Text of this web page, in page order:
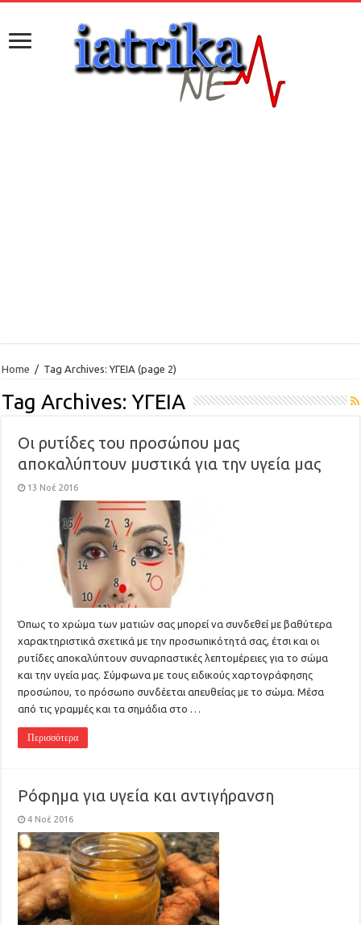
Home / Tag Archives: ΥΓΕΙΑ (page 2)
Tag Archives:ΥΓΕΙΑ
Oι ρυτίδες του προσώπου μας
αποκαλύπτουν μυστικά για την υγεία μας
13 Νοέ 2016
Όπως το χρώμα των ματιών σας μπορεί να συνδεθεί με βαθύτερα
χαρακτηριστικά σχετικά με την προσωπικότητά σας, έτσι και οι
ρυτίδες αποκαλύπτουν συναρπαστικές λεπτομέρειες για το σώμα
και την υγεία μας. Σύμφωνα με τους ειδικούς χαρτογράφησης
προσώπου, το πρόσωπο συνδέεται απευθείας με το σώμα. Μέσα
από τις γραμμές και τα σημάδια στο …
Περισσότερα
Ρόφημα για υγεία και αντιγήρανση
4 Νοέ 2016